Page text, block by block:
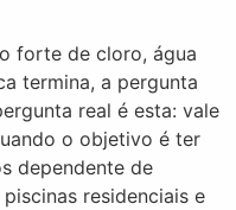
forte de cloro, água
termina, a pergunta
real é esta: vale
o objetivo é ter
dependente de
residenciais e